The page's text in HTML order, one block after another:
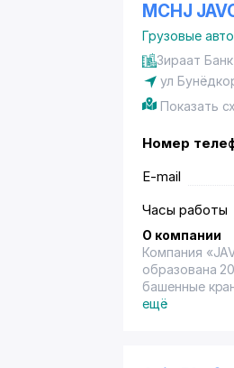
MCHJ
Грузовые
Зираат
ул
Показать
Номер
E-mail
Часы работы
О компании
Компания «JAVOHIR FINANCE" является
образована
башенные
Миссия
ещё